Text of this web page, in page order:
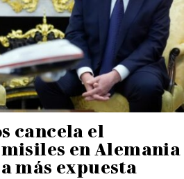
cancela el
en Alemania
más expuesta